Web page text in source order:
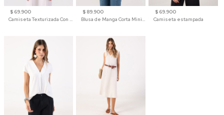
$ 69.900
Camiseta Texturizada Con Hombro Caído Para Mujer
$ 89.900
Blusa de Manga Corta Minimalista para Mujer
$ 69.900
Camiseta estampada